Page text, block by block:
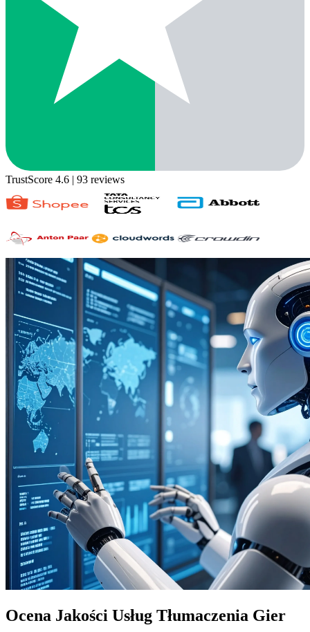
TrustScore 4.6 | 93 reviews
Ocena Jakości Usług Tłumaczenia Gier